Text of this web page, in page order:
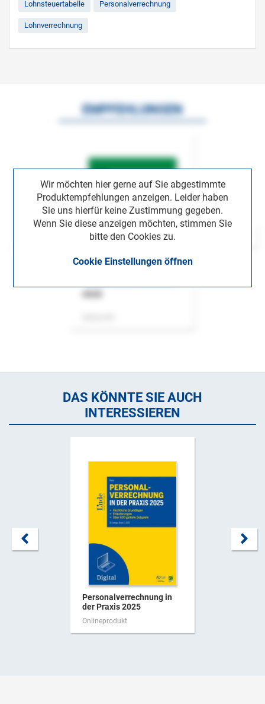
Lohnsteuertabelle Personalverrechnung
Lohnverrechnung
Wir möchten hier gerne auf Sie abgestimmte
Produktempfehlungen anzeigen. Leider haben
Sie uns hierfür keine Zustimmung gegeben.
Wenn Sie diese anzeigen möchten, stimmen Sie
bitte den Cookies zu.
Cookie Einstellungen öffnen
EMPFEHLUNGEN
DAS KÖNNTE SIE AUCH
INTERESSIEREN
Personalverrechnung in
der Praxis 2025
Onlineprodukt